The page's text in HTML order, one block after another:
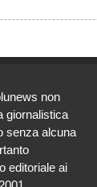
non
giornalistica
senza alcuna
editoriale ai